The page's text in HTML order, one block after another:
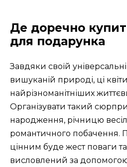
Де доречно
для подарунка
Завдяки своїй
вишуканій природі, ці
найрізноманітніших
Організувати такий
народження, річницю
романтичного побачення.
цінним буде жест поваги та
висловлений за